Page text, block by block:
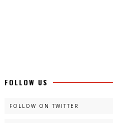
FOLLOW US
FOLLOW ON TWITTER